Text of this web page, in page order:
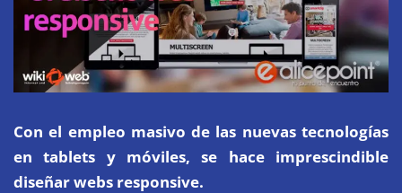
Con el empleo masivo de las nuevas tecnologías
en tablets y móviles, se hace imprescindible
diseñar webs responsive.